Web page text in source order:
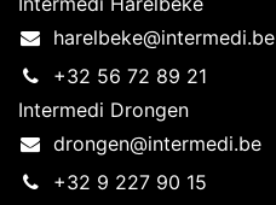
harelbeke@intermedi.be
+32 56 72 89 21
Intermedi Drongen
drongen@intermedi.be
+32 9 227 90 15